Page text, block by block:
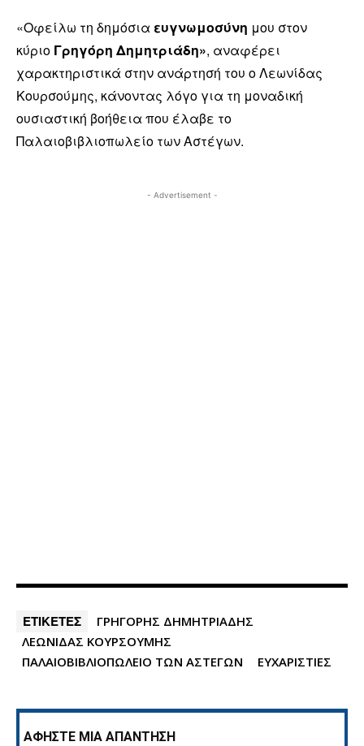
«Οφείλω τη δημόσια ευγνωμοσύνη μου στον
κύριο Γρηγόρη Δημητριάδη», αναφέρει
χαρακτηριστικά στην ανάρτησή του ο Λεωνίδας
Κουρσούμης, κάνοντας λόγο για τη μοναδική
ουσιαστική βοήθεια που έλαβε το
Παλαιοβιβλιοπωλείο των Αστέγων.
- Advertisement -
ΕΤΙΚΕΤΕΣ
ΓΡΗΓΟΡΗΣ ΔΗΜΗΤΡΙΑΔΗΣ
ΛΕΩΝΙΔΑΣ ΚΟΥΡΣΟΥΜΗΣ
ΠΑΛΑΙΟΒΙΒΛΙΟΠΩΛΕΙΟ ΤΩΝ ΑΣΤΕΓΩΝ
ΕΥΧΑΡΙΣΤΙΕΣ
ΑΦΗΣΤΕ ΜΙΑ ΑΠΑΝΤΗΣΗ